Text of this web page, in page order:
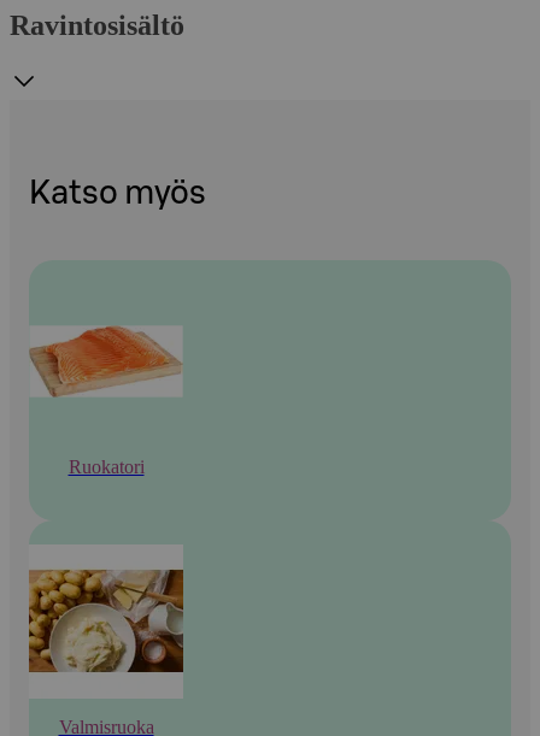
Ravintosisältö
Katso myös
Ruokatori
Valmisruoka